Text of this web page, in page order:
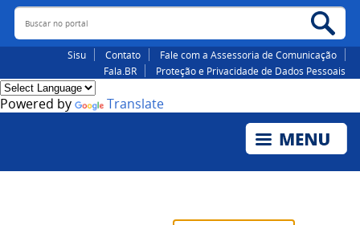
Buscar no portal
Sisu Contato
Fale com a Assessoria de Comunicação
Fala.BR
Proteção e Privacidade de Dados Pessoais
Powered by Translate